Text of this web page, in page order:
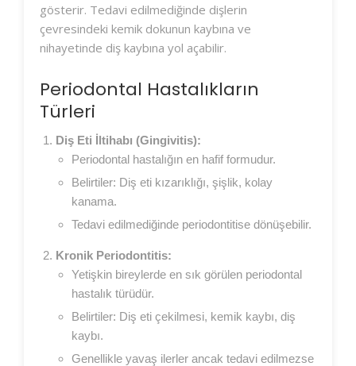
gösterir. Tedavi edilmediğinde dişlerin
çevresindeki kemik dokunun kaybına ve
nihayetinde diş kaybına yol açabilir.
Periodontal Hastalıkların
Türleri
Diş Eti İltihabı (Gingivitis):
Periodontal hastalığın en hafif formudur.
Belirtiler: Diş eti kızarıklığı, şişlik, kolay
kanama.
Tedavi edilmediğinde periodontitise dönüşebilir.
Kronik Periodontitis:
Yetişkin bireylerde en sık görülen periodontal
hastalık türüdür.
Belirtiler: Diş eti çekilmesi, kemik kaybı, diş
kaybı.
Genellikle yavaş ilerler ancak tedavi edilmezse